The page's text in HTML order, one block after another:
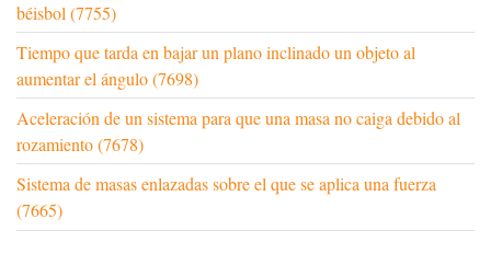
béisbol (7755)
Tiempo que tarda en bajar un plano inclinado un objeto al
aumentar el ángulo (7698)
Aceleración de un sistema para que una masa no caiga debido al
rozamiento (7678)
Sistema de masas enlazadas sobre el que se aplica una fuerza
(7665)